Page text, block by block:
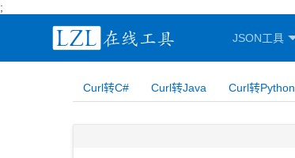
;
JSON工具
Curl转C# Curl转Java Curl转Python